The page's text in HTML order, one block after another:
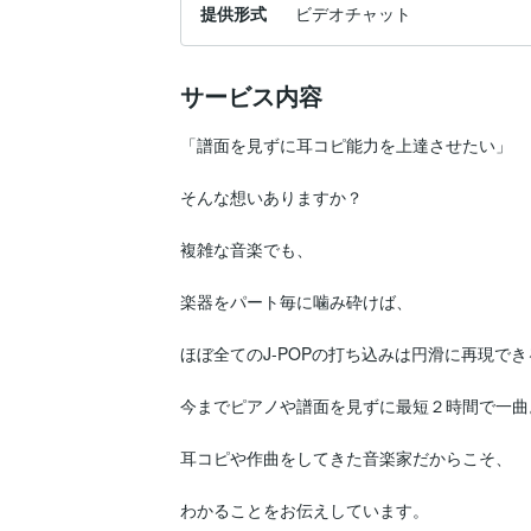
提供形式 ビデオチャット
サービス内容
「譜面を見ずに耳コピ能力を上達させたい」
そんな想いありますか？
複雑な音楽でも、
楽器をパート毎に噛み砕けば、
ほぼ全てのJ-POPの打ち込みは円滑に再現でき
今までピアノや譜面を見ずに最短２時間で一曲
耳コピや作曲をしてきた音楽家だからこそ、
わかることをお伝えしています。